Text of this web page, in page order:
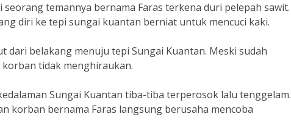
seorang temannya bernama Faras terkena duri pelepah sawit.
diri ke tepi sungai kuantan berniat untuk mencuci kaki.
dari belakang menuju tepi Sungai Kuantan. Meski sudah
tidak menghiraukan.
Sungai Kuantan tiba-tiba terperosok lalu tenggelam.
korban bernama Faras langsung berusaha mencoba